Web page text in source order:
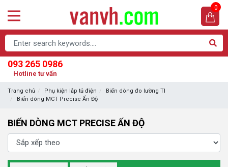
093 265 0986
Hotline tư vấn
0
Trang chủ Phụ kiện lắp tủ điện
Biến dòng đo lường TI
Biến dòng MCT Precise Ấn Độ
BIẾN DÒNG MCT PRECISE ẤN ĐỘ